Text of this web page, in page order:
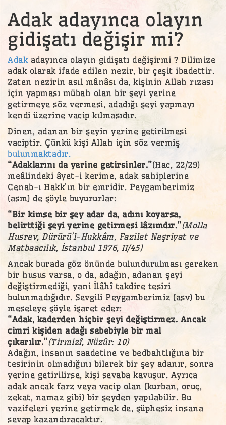
Adak adayınca olayın
gidişatı değişir mi?
Adak adayınca olayın gidişatı değişirmi ? Dilimize
adak olarak ifade edilen nezir, bir çeşit ibadettir.
Zaten nezirin asıl mânâsı da, kişinin Allah rızası
için yapması mübah olan bir şeyi yerine
getirmeye söz vermesi, adadığı şeyi yapmayı
kendi üzerine vacip kılmasıdır.
Dinen, adanan bir şeyin yerine getirilmesi
vaciptir. Çünkü kişi Allah için söz vermiş
bulunmaktadır.
“Adaklarını da yerine getirsinler.”(Hac, 22/29)
meâlindeki âyet-i kerime, adak sahiplerine
Cenab-ı Hakk'ın bir emridir. Peygamberimiz
(asm) de şöyle buyururlar:
“Bir kimse bir şey adar da, adını koyarsa,
belirttiği şeyi yerine getirmesi lâzımdır.”(Molla
Husrev, Dürürü’l-Hukkâm, Fazilet Neşriyat ve
Matbaacılık, İstanbul 1976, II/45)
Ancak burada göz önünde bulundurulması gereken
bir husus varsa, o da, adağın, adanan şeyi
değiştirmediği, yani İlâhî takdire tesiri
bulunmadığıdır. Sevgili Peygamberimiz (asv) bu
meseleye şöyle işaret eder:
“Adak, kaderden hiçbir şeyi değiştirmez. Ancak
cimri kişiden adağı sebebiyle bir mal
çıkarılır.”(Tirmizî, Nüzûr: 10)
Adağın, insanın saadetine ve bedbahtlığına bir
tesirinin olmadığını bilerek bir şey adanır, sonra
yerine getirilirse, kişi sevaba kavuşur. Ayrıca
adak ancak farz veya vacip olan (kurban, oruç,
zekat, namaz gibi) bir şeyden yapılabilir. Bu
vazifeleri yerine getirmek de, şüphesiz insana
sevap kazandıracaktır.